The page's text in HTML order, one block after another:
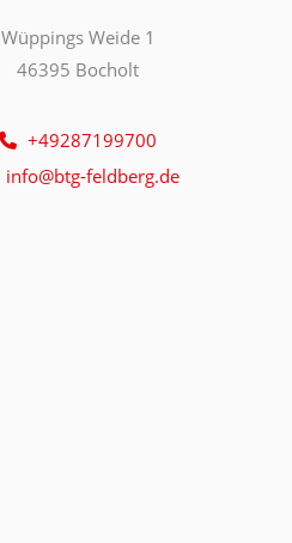
Wüppings Weide 1
46395 Bocholt
+49287199700
info@btg-feldberg.de